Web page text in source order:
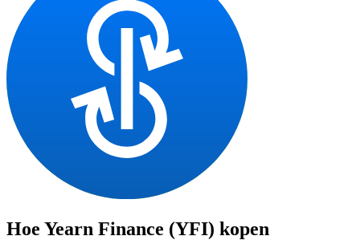
Hoe Yearn Finance (YFI) kopen